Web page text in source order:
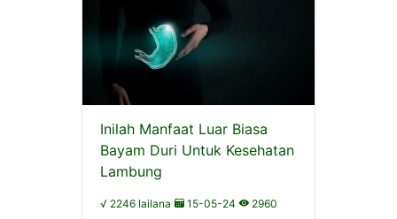
Inilah Manfaat Luar Biasa
Bayam Duri Untuk Kesehatan
Lambung
√ 2246 lailana 15-05-24 2960